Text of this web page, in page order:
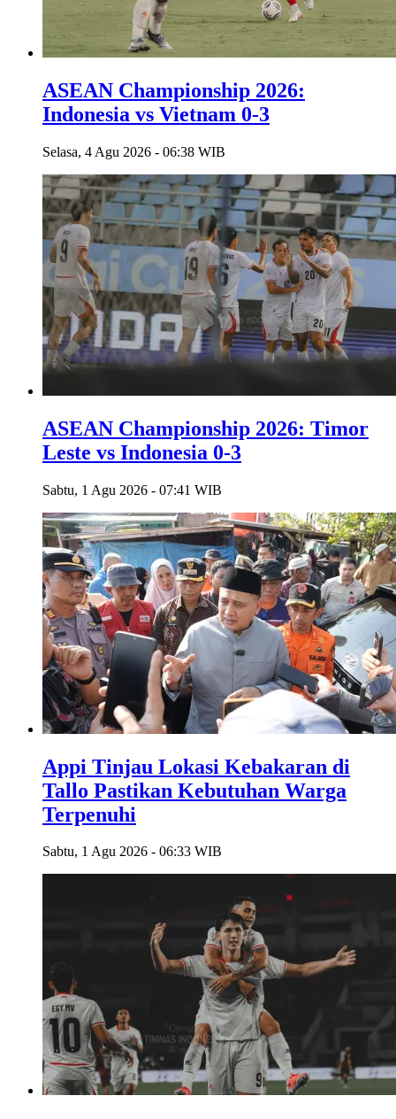
ASEAN Championship 2026:
Indonesia vs Vietnam 0-3
Selasa, 4 Agu 2026 - 06:38 WIB
ASEAN Championship 2026: Timor
Leste vs Indonesia 0-3
Sabtu, 1 Agu 2026 - 07:41 WIB
Appi Tinjau Lokasi Kebakaran di
Tallo Pastikan Kebutuhan Warga
Terpenuhi
Sabtu, 1 Agu 2026 - 06:33 WIB